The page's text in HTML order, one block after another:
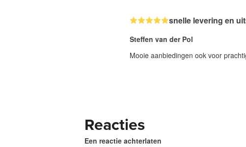
snelle levering en
Steffen van der Pol
Mooie aanbiedingen ook voor
Reacties
Een reactie achterlaten